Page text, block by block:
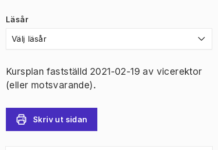
Läsår
Välj läsår
Kursplan fastställd 2021-02-19 av vicerektor
(eller motsvarande).
Skriv ut sidan